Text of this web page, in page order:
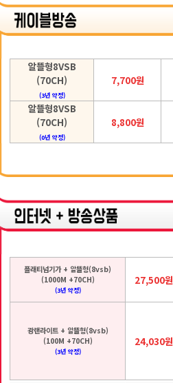
알뜰형8VSB
(70CH)
(3년 약정)
7,700원
알뜰형8VSB
(70CH)
(0년 약정)
8,800원
플래티넘기가 + 알뜰형(8vsb)
(1000M +70CH)
(3년 약정)
27,500원
광랜라이트 + 알뜰형(8vsb)
(100M +70CH)
(3년 약정)
24,030원